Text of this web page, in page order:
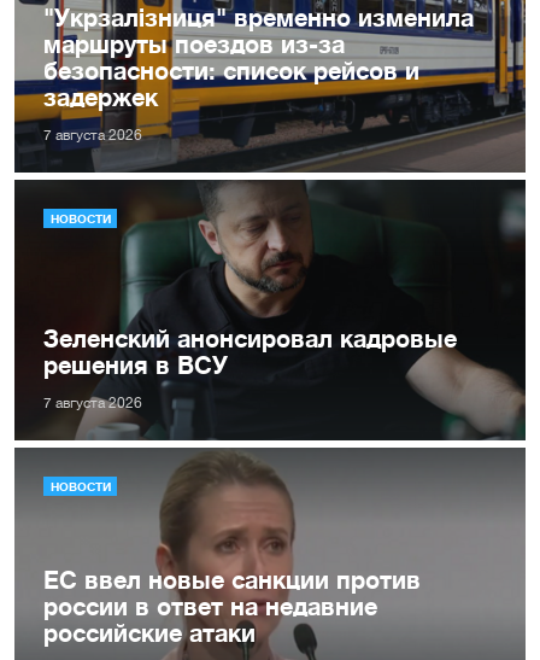
"Укрзалізниця" временно изменила
маршруты поездов из-за
безопасности: список рейсов и
задержек
7 августа 2026
НОВОСТИ
Зеленский анонсировал кадровые
решения в ВСУ
7 августа 2026
НОВОСТИ
ЕС ввел новые санкции против
россии в ответ на недавние
российские атаки